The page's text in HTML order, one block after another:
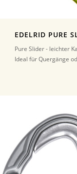
EDELRID PURE
Pure Slider - leichter
Ideal für Quergänge